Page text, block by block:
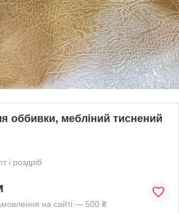
оббивки, мебліний тиснений
і роздріб
на сайті — 500 ₴